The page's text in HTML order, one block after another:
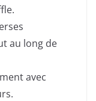
au long de
avec